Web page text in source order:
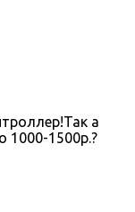
а
1000-1500р.?